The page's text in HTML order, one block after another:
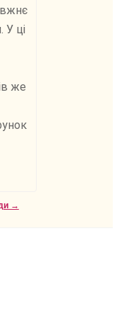
У ці
же
→